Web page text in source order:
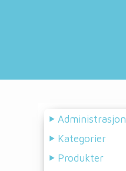
Administrasjon
Kategorier
Produkter